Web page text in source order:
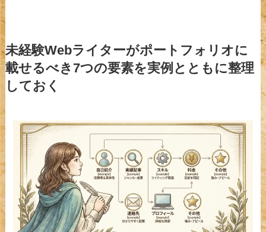
未経験Webライターがポートフォリオに
載せるべき7つの要素を実例とともに整理
しておく